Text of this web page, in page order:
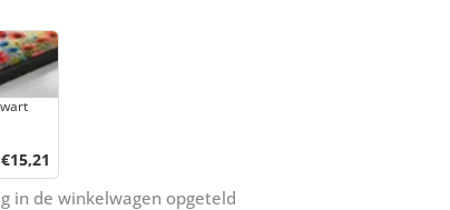
in de winkelwagen opgeteld